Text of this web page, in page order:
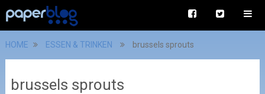
HOME ESSEN & TRINKEN brussels sprouts
brussels sprouts